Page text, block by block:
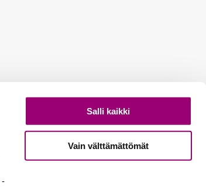
-
Salli kaikki
Vain välttämättömät